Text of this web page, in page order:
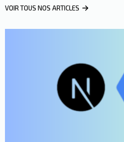
VOIR TOUS NOS ARTICLES